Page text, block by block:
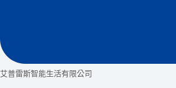
艾普雷斯智能生活有限公司